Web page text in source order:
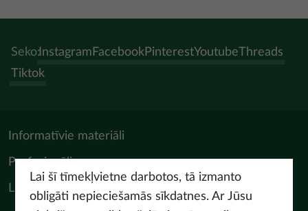
Seko:Instagram FacebookPinterestYoutubeThreads
Tiktok
Informatīvie materiāli
Profesionāļiem
LIAA Tūrisma departaments
Lai šī tīmekļvietne darbotos, tā izmanto
obligāti nepieciešamās sīkdatnes. Ar Jūsu